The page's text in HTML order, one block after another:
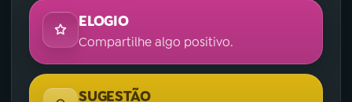
ELOGIO
Compartilhe algo positivo.
SUGESTÃO